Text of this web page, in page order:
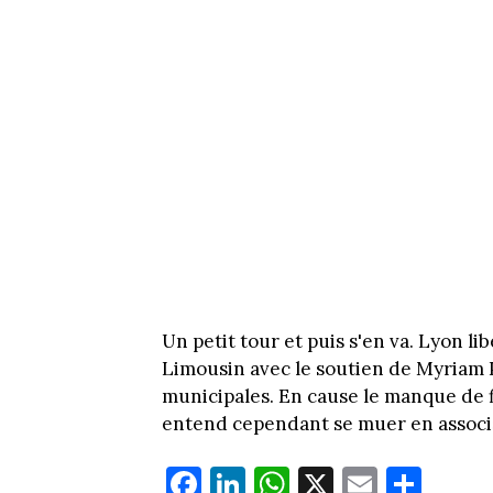
Un petit tour et puis s'en va. Lyon
Limousin avec le soutien de
municipales. En cause le manque
entend cependant se muer en